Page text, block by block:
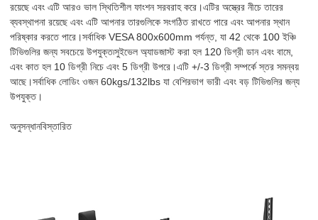
রয়েছে এবং এটি আরও ভাল স্থিতিশীল ফাংশন সরবরাহ করে।এটির অস্ত্রের নীচে তারের
ব্যবস্থাপনা রয়েছে এবং এটি আপনার তারগুলিকে সংগঠিত রাখতে পারে এবং আপনার স্থান
পরিষ্কার করতে পারে।সর্বাধিক VESA 800x600mm পর্যন্ত, যা 42 থেকে 100 ইঞ্চি
টিভিগুলির জন্য সবচেয়ে উপযুক্ত৷সুইভেল অ্যাডজাস্ট করা হল 120 ​​ডিগ্রী ডান এবং বামে,
এবং কাত হল 10 ডিগ্রী নিচে এবং 5 ডিগ্রী উপরে।এটি +/-3 ডিগ্রী সম্পর্কে স্তর সমন্বয়
আছে।সর্বাধিক লোডিং ওজন 60kgs/132lbs যা বেশিরভাগ ভারী এবং বড় টিভিগুলির জন্য
উপযুক্ত।
অনুসন্ধানবিস্তারিত